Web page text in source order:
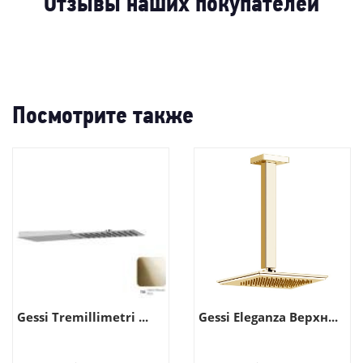
Посмотрите также
Gessi Tremillimetri ... Gessi Eleganza Верхн...